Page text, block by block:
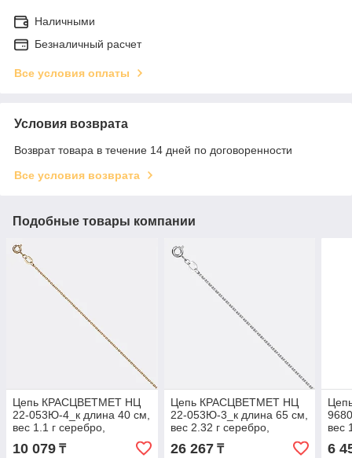
Наличными
Безналичный расчет
Все условия оплаты
Условия возврата
Возврат товара в течение 14 дней по договоренности
Все условия возврата
Подобные товары компании
Цепь КРАСЦВЕТМЕТ НЦ
22-053Ю-4_к длина 40 см,
вес 1.1 г серебро,
плетение якорное
10 079 ₸
Цепь КРАСЦВЕТМЕТ НЦ
22-053Ю-3_к длина 65 см,
вес 2.32 г серебро,
плетение якорное
26 267₸
вес
6